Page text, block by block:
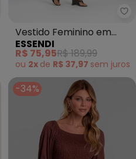
Vestido Feminino em
Moletinho (Marrom)
ESSENDI
R$ 75,95R$ 189,99
ou 2x de R$ 37,97 sem juros
-34%